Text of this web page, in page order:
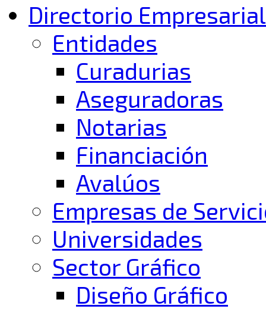
Directorio Empresarial
Entidades
Curadurias
Aseguradoras
Notarias
Financiación
Avalúos
Empresas de
Universidades
Sector Gráfico
Diseño Gráfico